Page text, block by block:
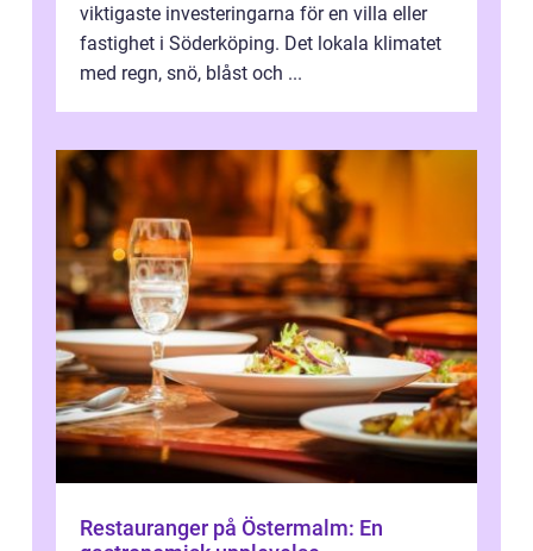
viktigaste investeringarna för en villa eller
fastighet i Söderköping. Det lokala klimatet
med regn, snö, blåst och ...
Restauranger på Östermalm: En